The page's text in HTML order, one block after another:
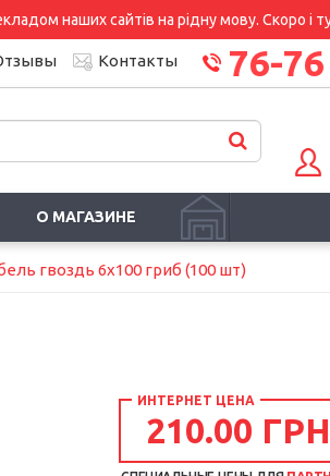
наших сайтів на рідну мову. Скоро і
Контакты 76-76
О МАГАЗИНЕ
гвоздь 6х100 гриб (100 шт)
ИНТЕРНЕТ ЦЕНА
210.00